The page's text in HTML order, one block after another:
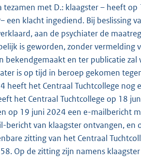
tezamen met D.: klaagster – heeft
een klacht ingediend. Bij beslissing
aan de psychiater de
is geworden, zonder vermelding
bekendgemaakt en ter publicatie
is op tijd in beroep gekomen
heeft het Centraal Tuchtcollege
het Centraal Tuchtcollege op 18
op 19 juni 2024 een e-mailbericht
bericht van klaagster ontvangen, en
zitting van het Centraal
Op de zitting zijn namens